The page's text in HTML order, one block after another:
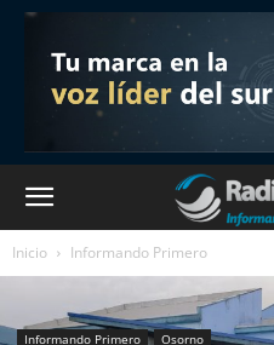
Inicio Informando Primero
Informando Primero Osorno